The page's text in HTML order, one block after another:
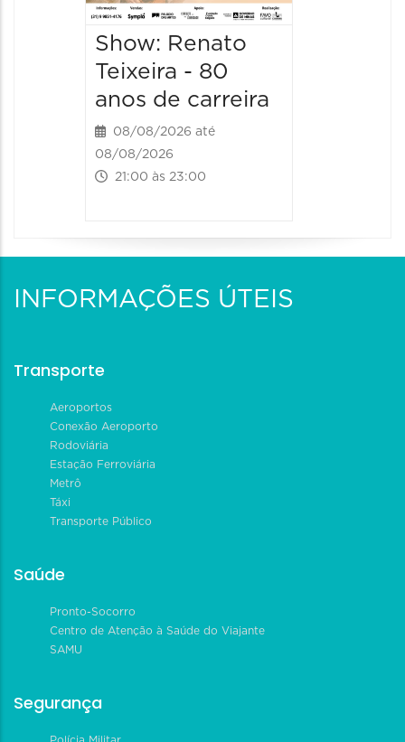
Show: Renato
Teixeira - 80
anos de carreira
08/08/2026 até
08/08/2026
21:00 às 23:00
INFORMAÇÕES ÚTEIS
Transporte
Aeroportos
Conexão Aeroporto
Rodoviária
Estação Ferroviária
Metrô
Táxi
Transporte Público
Saúde
Pronto-Socorro
Centro de Atenção à Saúde do Viajante
SAMU
Segurança